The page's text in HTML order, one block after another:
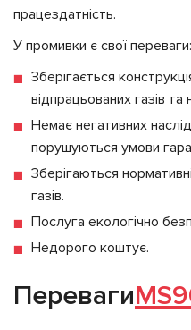
працездатність.
У промивки є свої переваги:
Зберігається
відпрацьованих газів
Немає негативних
порушуються умови
Зберігаються
газів.
Послуга екологічно
Недорого коштує.
Переваги